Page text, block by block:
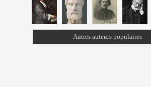
Autres auteurs populaires